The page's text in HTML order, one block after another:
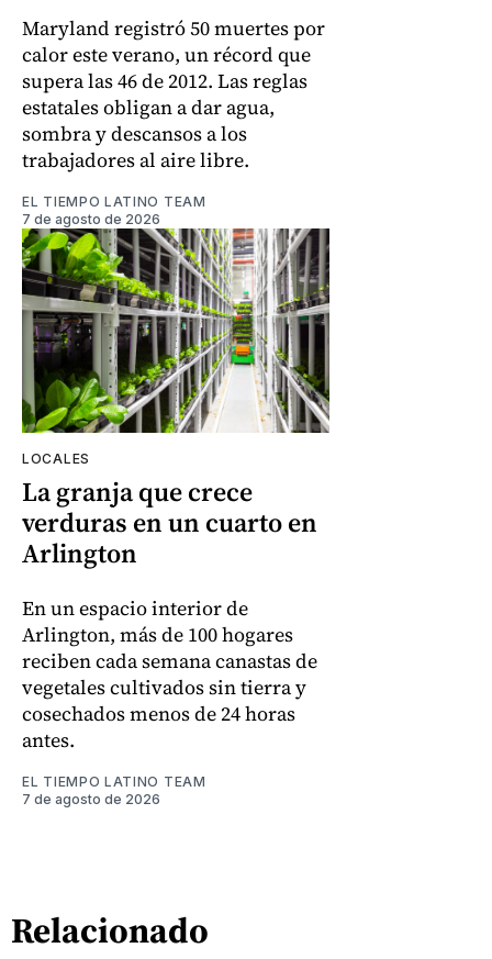
Maryland registró 50 muertes por
calor este verano, un récord que
supera las 46 de 2012. Las reglas
estatales obligan a dar agua,
sombra y descansos a los
trabajadores al aire libre.
EL TIEMPO LATINO TEAM
7 de agosto de 2026
LOCALES
La granja que crece
verduras en un cuarto en
Arlington
En un espacio interior de
Arlington, más de 100 hogares
reciben cada semana canastas de
vegetales cultivados sin tierra y
cosechados menos de 24 horas
antes.
EL TIEMPO LATINO TEAM
7 de agosto de 2026
Relacionado